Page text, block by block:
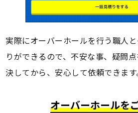
実際にオーバーホールを行う職人
りができるので、不安な事、疑問
決してから、安心して依頼できます
オーバーホールを